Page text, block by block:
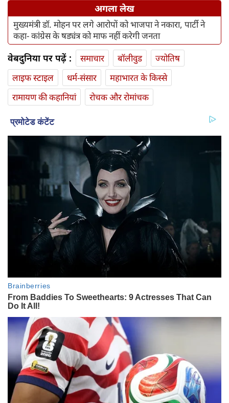
अगला लेख
मुख्यमंत्री डॉ. मोहन पर लगे आरोपों को भाजपा ने नकारा, पार्टी ने
कहा- कांग्रेस के षड्यंत्र को माफ नहीं करेगी जनता
वेबदुनिया पर पढ़ें : समाचार बॉलीवुड
ज्योतिष
लाइफ स्‍टाइल
धर्म-संसार
महाभारत के किस्से
रामायण की कहानियां
रोचक और रोमांचक